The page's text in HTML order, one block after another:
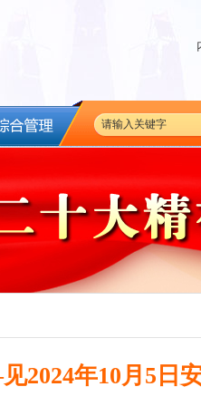
2024年10月5日